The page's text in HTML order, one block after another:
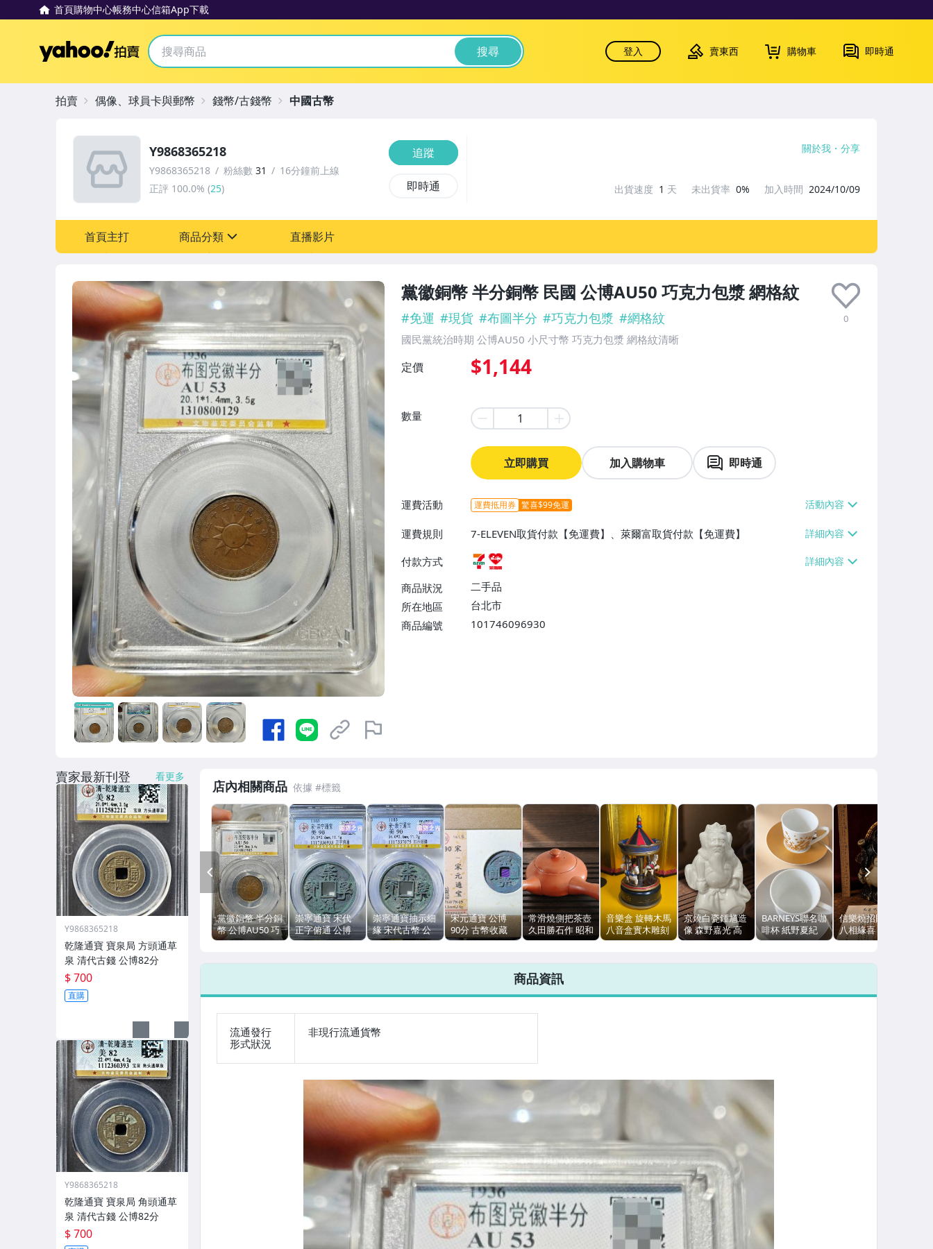
首頁購物中心帳務中心信箱App下載
Yahoo拍賣 搜尋 登入 賣東西 購物車 即時通
黨徽銅幣 半分銅幣 民國 公博AU50 巧克力包漿 網格紋
0
#免運 #現貨 #布圖半分 #巧克力包漿 #網格紋
國民黨統治時期 公博AU50 小尺寸幣 巧克力包漿 網格紋清晰
定價 $1,144
數量
立即購買 加入購物車 即時通
運費活動 運費抵用券 驚喜$99免運
運費規則
7-ELEVEN取貨付款【免運費】、萊爾富取貨付款【免運費】
付款方式
商品狀況
二手品
所在地區
台北市
商品編號
101746096930
Y9868365218
Y9868365218 粉絲數 31
16分鐘前上線
正評 100.0% (25)
追蹤
即時通
關於我 分享
出貨速度 1 天 未出貨率 0% 加入時間 2024/10/09
首頁主打 商品分類
古董、藝術與礦石
居家、家具與園藝
玩具、模型與公仔
偶像、球員卡與郵幣
男性精品與服飾
女裝與服飾配件
手錶與飾品配件
女包精品與女鞋
運動、戶外與休閒
直播影片
拍賣 偶像、球員卡與郵幣 錢幣/古錢幣 中國古幣
店內相關商品
黨徽銅幣 半分銅
幣 公博AU50 巧
克力包漿 壓力飽
崇寧通寶 宋代
正字俯通 公博
90分 古錢幣 收
崇寧通寶抽示細
緣 宋代古幣 公
博評級90分 品
宋元通寶 公博
90分 古幣收藏
開放式錦盒
常滑燒側把茶壺
久田勝石作 昭和
扁壺 230至
音樂盒 旋轉木馬
八音盒實木雕刻
可旋轉
京燒白瓷鍾馗造
像 森野嘉光 高
15cm 面寬9cm
BARNEYS聯名咖
啡杯 紙野夏紀
一金一銀 8x7cm
信樂燒招財福狸
八相緣喜 日本六
大古窯 舶來品
PREV
商品資訊
流通發行
形式狀況
非現行流通貨幣
賣家最新刊登 看更多
Y9868365218
乾隆通寶 寶泉局 方頭通草
泉 清代古錢 公博82分
$ 700
直購
Y9868365218
乾隆通寶 寶泉局 角頭通草
泉 清代古錢 公博82分
$ 700